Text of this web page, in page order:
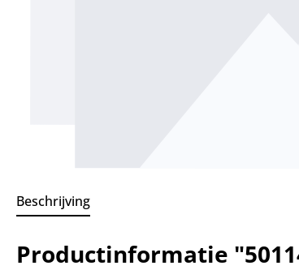
Beschrijving
Productinformatie